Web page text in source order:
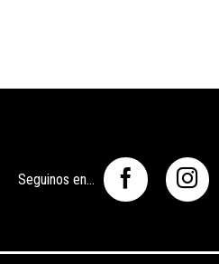
Seguinos en...